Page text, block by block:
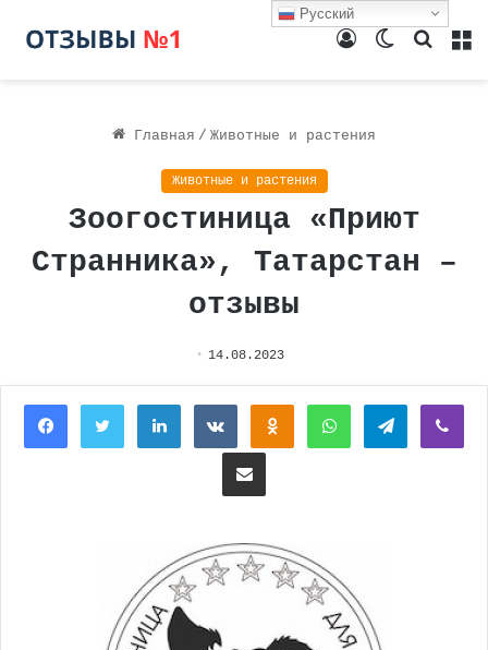
Поиск
Switch
Войти
Главная / Животные и растения
Животные и растения
Зоогостиница «Приют
Странника», Татарстан –
отзывы
14.08.2023
FacebookTwitterLinkedInВконтактеОдноклассники
WhatsAppTelegram
Поделиться через электронную почту
Русский